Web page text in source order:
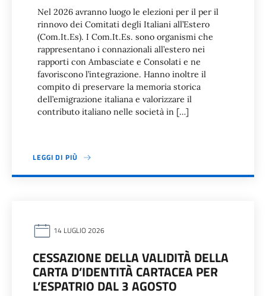
Nel 2026 avranno luogo le elezioni per il per il
rinnovo dei Comitati degli Italiani all’Estero
(Com.It.Es). I Com.It.Es. sono organismi che
rappresentano i connazionali all’estero nei
rapporti con Ambasciate e Consolati e ne
favoriscono l’integrazione. Hanno inoltre il
compito di preservare la memoria storica
dell’emigrazione italiana e valorizzare il
contributo italiano nelle società in […]
LEGGI DI PIÙ
14 LUGLIO 2026
CESSAZIONE DELLA VALIDITÀ DELLA
CARTA D’IDENTITÀ CARTACEA PER
L’ESPATRIO DAL 3 AGOSTO